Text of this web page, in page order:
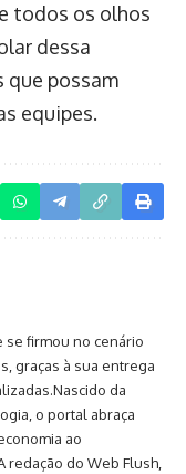
todos os olhos
dessa
que possam
equipes.
se firmou no cenário
graças à sua entrega
da
o portal abraça
ao
do Web Flush,